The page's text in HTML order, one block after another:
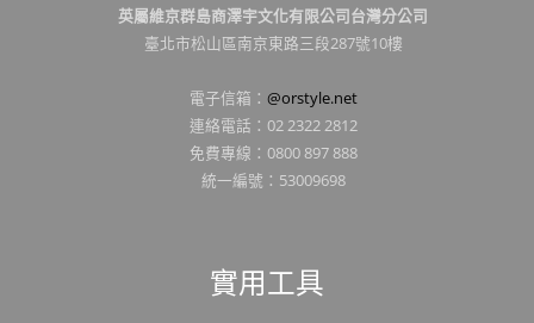
英屬維京群島商澤宇文化有限公司台灣分公司
臺北市松山區南京東路三段287號10樓
電子信箱： @orstyle.net
連絡電話：02 2322 2812
免費專線：0800 897 888
統一編號：53009698
實用工具